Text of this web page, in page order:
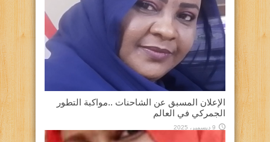
الإعلان المسبق عن الشاحنات ..مواكبة التطور
الجمركي في العالم
9 ديسمبر، 2025